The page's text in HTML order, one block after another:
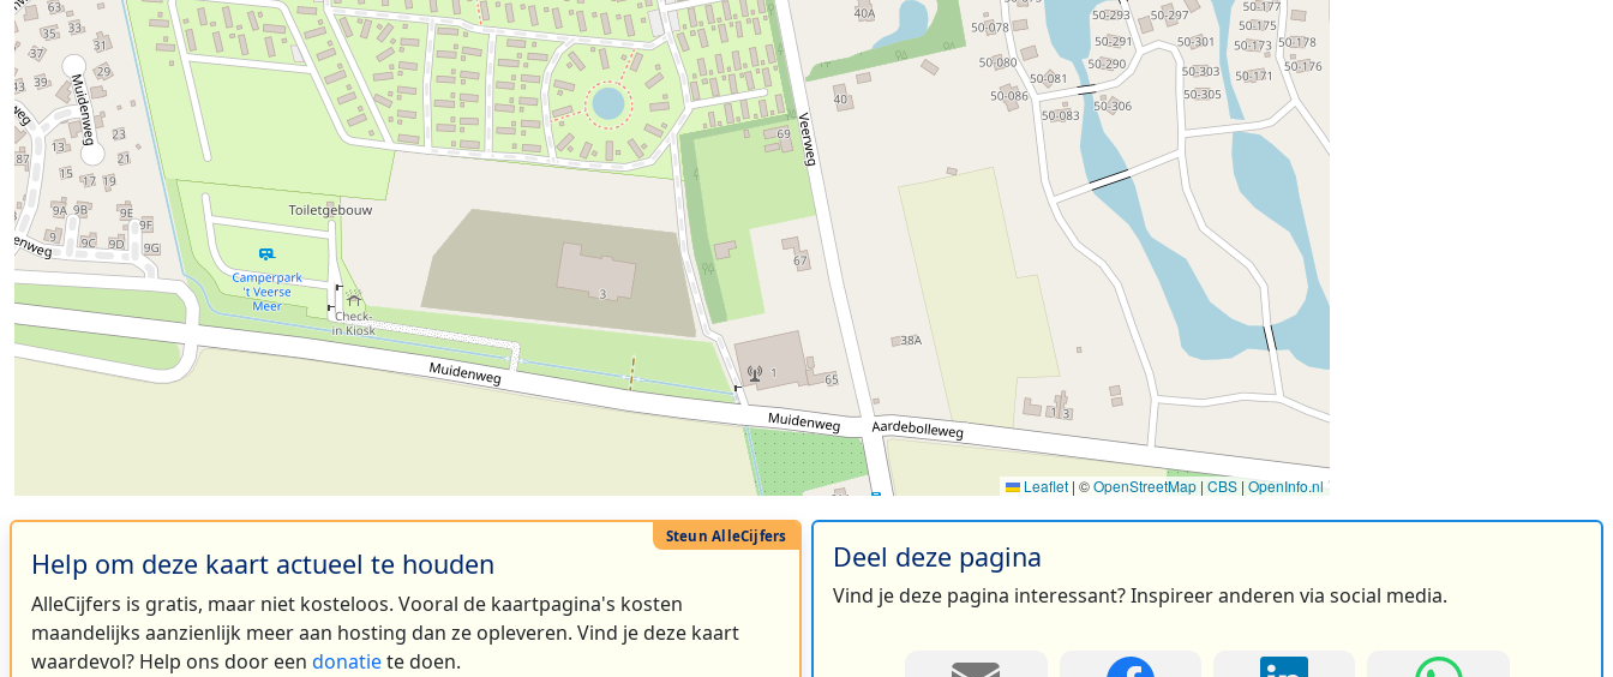
Leaflet | ©OpenStreetMap | CBS | OpenInfo.nl
Help om deze kaart actueel te houden
AlleCijfers is gratis, maar niet kosteloos. Vooral de kaartpagina's kosten
maandelijks aanzienlijk meer aan hosting dan ze opleveren. Vind je deze kaart
waardevol? Help ons door een donatiete doen.
Deel deze pagina
Vind je deze pagina interessant? Inspireer anderen via social media.